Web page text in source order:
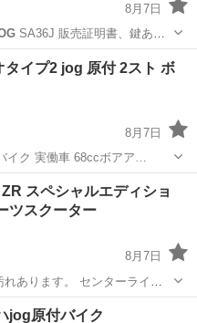
8月7日
SA36J 販売証明書、鍵あり
まる、曲がる問題なし 灯火類
バッテリーない為セル未確認)
ー
イプ2 jog 原付 2スト ボ
8月7日
ク 実働車 68ccボアア…
スペシャルエディショ
スクーター
8月7日
あります。 センターライ
作確認済。 現状実動車となり
。あくまで中古車の為、神経
き ヤマハjog原付バイク